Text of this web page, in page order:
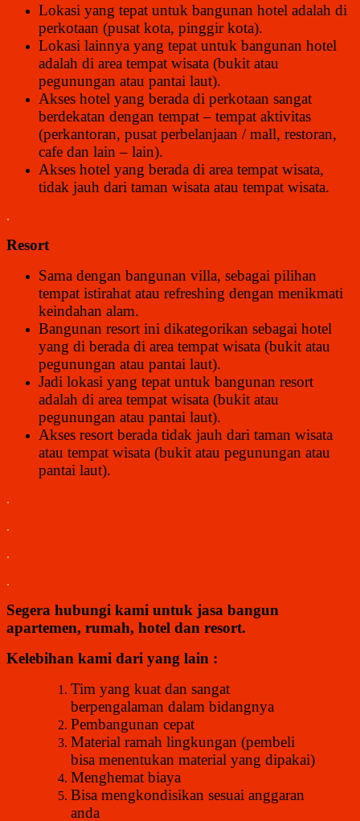
Lokasi yang tepat untuk bangunan hotel adalah di
perkotaan (pusat kota, pinggir kota).
Lokasi lainnya yang tepat untuk bangunan hotel
adalah di area tempat wisata (bukit atau
pegunungan atau pantai laut).
Akses hotel yang berada di perkotaan sangat
berdekatan dengan tempat – tempat aktivitas
(perkantoran, pusat perbelanjaan / mall, restoran,
cafe dan lain – lain).
Akses hotel yang berada di area tempat wisata,
tidak jauh dari taman wisata atau tempat wisata.
.
Resort
Sama dengan bangunan villa, sebagai pilihan
tempat istirahat atau refreshing dengan menikmati
keindahan alam.
Bangunan resort ini dikategorikan sebagai hotel
yang di berada di area tempat wisata (bukit atau
pegunungan atau pantai laut).
Jadi lokasi yang tepat untuk bangunan resort
adalah di area tempat wisata (bukit atau
pegunungan atau pantai laut).
Akses resort berada tidak jauh dari taman wisata
atau tempat wisata (bukit atau pegunungan atau
pantai laut).
.
.
.
.
Segera hubungi kami untuk jasa bangun
apartemen, rumah, hotel dan resort.
Kelebihan kami dari yang lain :
Tim yang kuat dan sangat
berpengalaman dalam bidangnya
Pembangunan cepat
Material ramah lingkungan (pembeli
bisa menentukan material yang dipakai)
Menghemat biaya
Bisa mengkondisikan sesuai anggaran
anda